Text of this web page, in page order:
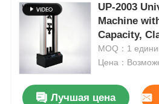
О Компании
Наша фабрика
UP-2003
Machine
Capacity,
and
Tensile
MOQ：1
Цена：
Лучшая цена